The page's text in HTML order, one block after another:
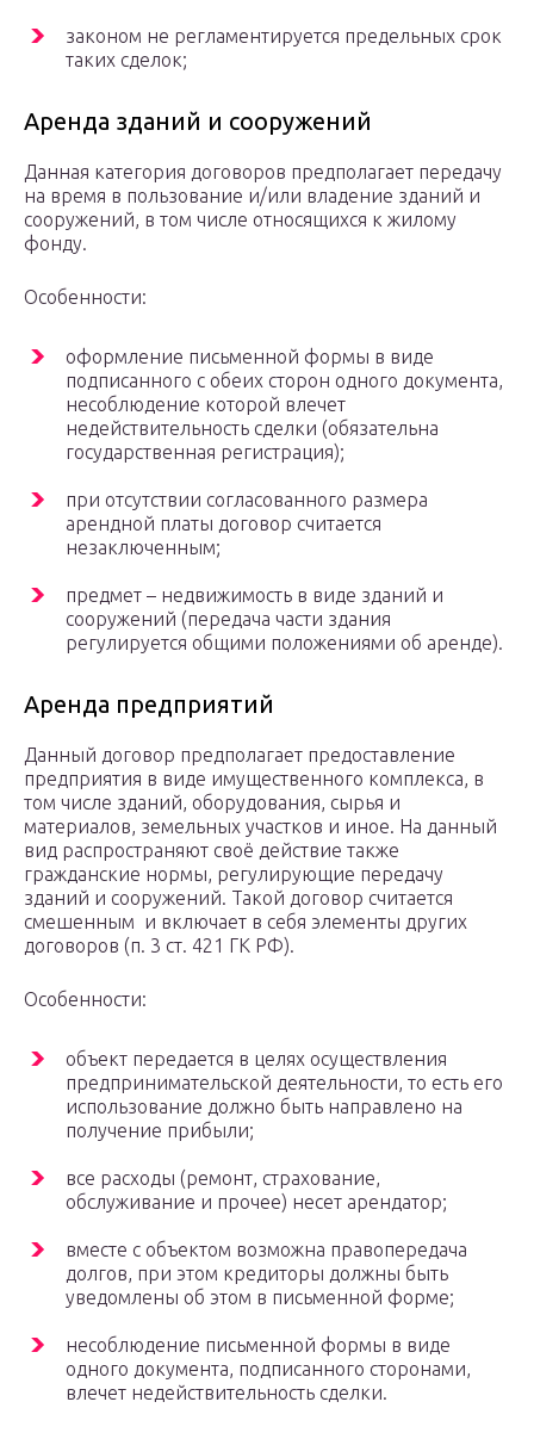
законом не регламентируется предельных срок
таких сделок;
Аренда зданий и сооружений
Данная категория договоров предполагает передачу
на время в пользование и/или владение зданий и
сооружений, в том числе относящихся к жилому
фонду.
Особенности:
оформление письменной формы в виде
подписанного с обеих сторон одного документа,
несоблюдение которой влечет
недействительность сделки (обязательна
государственная регистрация);
при отсутствии согласованного размера
арендной платы договор считается
незаключенным;
предмет – недвижимость в виде зданий и
сооружений (передача части здания
регулируется общими положениями об аренде).
Аренда предприятий
Данный договор предполагает предоставление
предприятия в виде имущественного комплекса, в
том числе зданий, оборудования, сырья и
материалов, земельных участков и иное. На данный
вид распространяют своё действие также
гражданские нормы, регулирующие передачу
зданий и сооружений. Такой договор считается
смешенным и включает в себя элементы других
договоров (п. 3 ст. 421 ГК РФ).
Особенности:
объект передается в целях осуществления
предпринимательской деятельности, то есть его
использование должно быть направлено на
получение прибыли;
все расходы (ремонт, страхование,
обслуживание и прочее) несет арендатор;
вместе с объектом возможна правопередача
долгов, при этом кредиторы должны быть
уведомлены об этом в письменной форме;
несоблюдение письменной формы в виде
одного документа, подписанного сторонами,
влечет недействительность сделки.